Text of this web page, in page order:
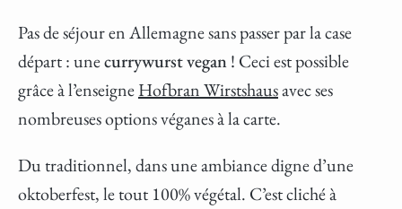
Pas de séjour en Allemagne sans passer par la case
départ : unecurrywurst vegan! Ceci est possible
grâce à l’enseigneHofbran Wirstshausavec ses
nombreuses options véganes à la carte.
Du traditionnel, dans une ambiance digne d’une
oktoberfest, le tout 100% végétal. C’est cliché à